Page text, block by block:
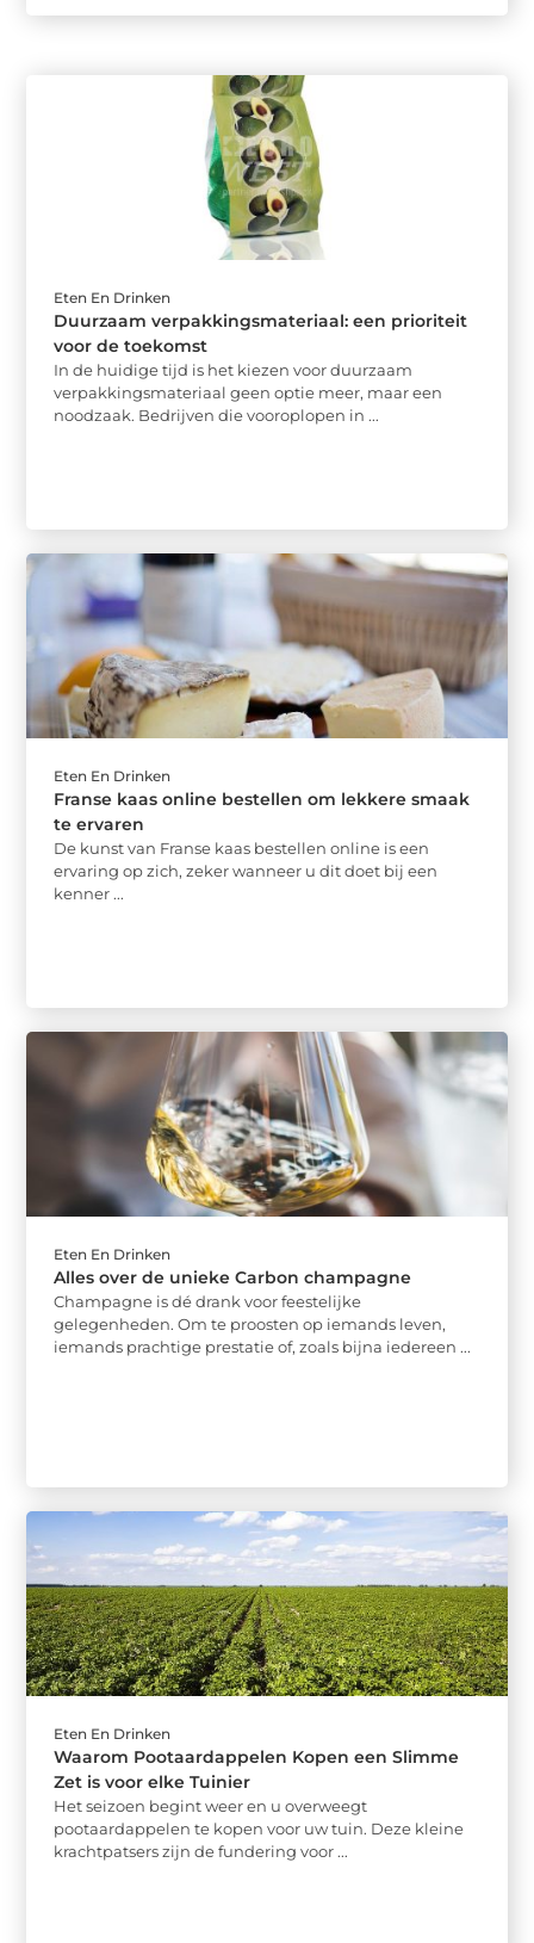
Eten En Drinken
Duurzaam verpakkingsmateriaal: een prioriteit
voor de toekomst
In de huidige tijd is het kiezen voor duurzaam
verpakkingsmateriaal geen optie meer, maar een
noodzaak. Bedrijven die vooroplopen in ...
Eten En Drinken
Franse kaas online bestellen om lekkere smaak
te ervaren
De kunst van Franse kaas bestellen online is een
ervaring op zich, zeker wanneer u dit doet bij een
kenner ...
Eten En Drinken
Alles over de unieke Carbon champagne
Champagne is dé drank voor feestelijke
gelegenheden. Om te proosten op iemands leven,
iemands prachtige prestatie of, zoals bijna iedereen ...
Eten En Drinken
Waarom Pootaardappelen Kopen een Slimme
Zet is voor elke Tuinier
Het seizoen begint weer en u overweegt
pootaardappelen te kopen voor uw tuin. Deze kleine
krachtpatsers zijn de fundering voor ...